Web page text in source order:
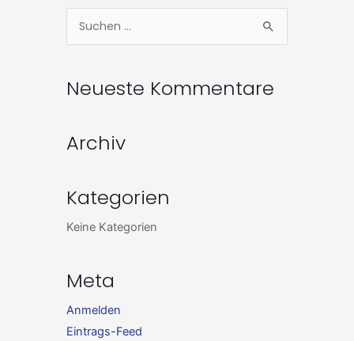
Suchen
nach:
Neueste Kommentare
Archiv
Kategorien
Keine Kategorien
Meta
Anmelden
Eintrags-Feed